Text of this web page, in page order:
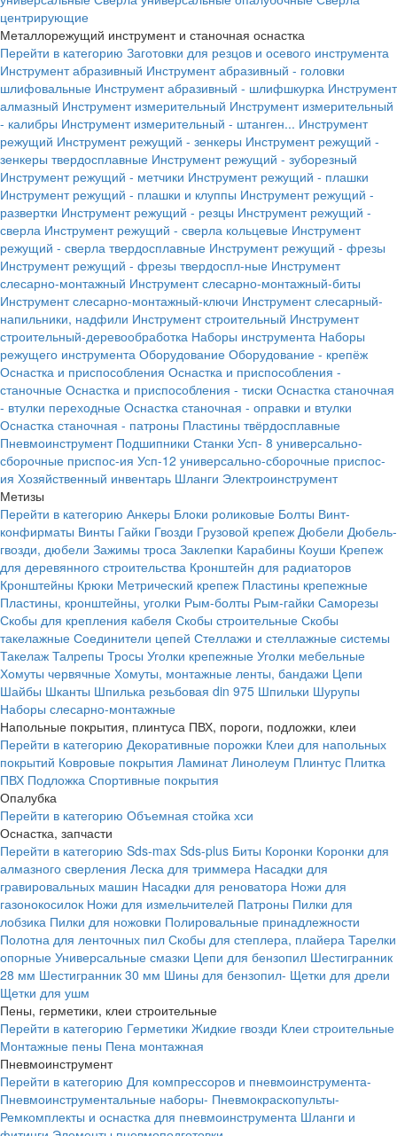
центрирующие
Металлорежущий инструмент и станочная оснастка
Перейти в категорию Заготовки для резцов и осевого инструмента
Инструмент абразивный Инструмент абразивный - головки
шлифовальные Инструмент абразивный - шлифшкурка Инструмент
алмазный Инструмент измерительный Инструмент измерительный
- калибры Инструмент измерительный - штанген... Инструмент
режущий Инструмент режущий - зенкеры Инструмент режущий -
зенкеры твердосплавные Инструмент режущий - зуборезный
Инструмент режущий - метчики Инструмент режущий - плашки
Инструмент режущий - плашки и клуппы Инструмент режущий -
развертки Инструмент режущий - резцы Инструмент режущий -
сверла Инструмент режущий - сверла кольцевые Инструмент
режущий - сверла твердосплавные Инструмент режущий - фрезы
Инструмент режущий - фрезы твердоспл-ные Инструмент
слесарно-монтажный Инструмент слесарно-монтажный-биты
Инструмент слесарно-монтажный-ключи Инструмент слесарный-
напильники, надфили Инструмент строительный Инструмент
строительный-деревообработка Наборы инструмента Наборы
режущего инструмента Оборудование Оборудование - крепёж
Оснастка и приспособления Оснастка и приспособления -
станочные Оснастка и приспособления - тиски Оснастка станочная
- втулки переходные Оснастка станочная - оправки и втулки
Оснастка станочная - патроны Пластины твёрдосплавные
Пневмоинструмент Подшипники Станки Усп- 8 универсально-
сборочные приспос-ия Усп-12 универсально-сборочные приспос-
ия Хозяйственный инвентарь Шланги Электроинструмент
Метизы
Перейти в категорию Анкеры Блоки роликовые Болты Винт-
конфирматы Винты Гайки Гвозди Грузовой крепеж Дюбели Дюбель-
гвозди, дюбели Зажимы троса Заклепки Карабины Коуши Крепеж
для деревянного строительства Кронштейн для радиаторов
Кронштейны Крюки Метрический крепеж Пластины крепежные
Пластины, кронштейны, уголки Рым-болты Рым-гайки Саморезы
Скобы для крепления кабеля Скобы строительные Скобы
такелажные Соединители цепей Стеллажи и стеллажные системы
Такелаж Талрепы Тросы Уголки крепежные Уголки мебельные
Хомуты червячные Хомуты, монтажные ленты, бандажи Цепи
Шайбы Шканты Шпилька резьбовая din 975 Шпильки Шурупы
Наборы слесарно-монтажные
Напольные покрытия, плинтуса ПВХ, пороги, подложки, клеи
Перейти в категорию Декоративные порожки Клеи для напольных
покрытий Ковровые покрытия Ламинат Линолеум Плинтус Плитка
ПВХ Подложка Спортивные покрытия
Опалубка
Перейти в категорию Объемная стойка хси
Оснастка, запчасти
Перейти в категорию Sds-max Sds-plus Биты Коронки Коронки для
алмазного сверления Леска для триммера Насадки для
гравировальных машин Насадки для реноватора Ножи для
газонокосилок Ножи для измельчителей Патроны Пилки для
лобзика Пилки для ножовки Полировальные принадлежности
Полотна для ленточных пил Скобы для степлера, плайера Тарелки
опорные Универсальные смазки Цепи для бензопил Шестигранник
28 мм Шестигранник 30 мм Шины для бензопил- Щетки для дрели
Щетки для ушм
Пены, герметики, клеи строительные
Перейти в категорию Герметики Жидкие гвозди Клеи строительные
Монтажные пены Пена монтажная
Пневмоинструмент
Перейти в категорию Для компрессоров и пневмоинструмента-
Пневмоинструментальные наборы- Пневмокраскопульты-
Ремкомплекты и оснастка для пневмоинструмента Шланги и